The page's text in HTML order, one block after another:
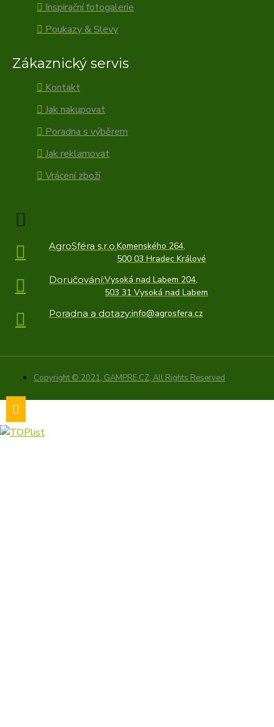
Inspirační fotogalerie
Poukazy & Slevy
Zákaznický servis
Kontakt
Jak nakupovat
Poradna s výběrem
Jak reklamovat
Vrácení zboží
AgroSféra s.r.o.Komenského 264,
500 03 Hradec Králové
Doručování:Vysoká nad Labem 204,
503 31 Vysoká nad Labem
Poradna a dotazy:info@agrosfera.cz
Copyright © 2021, GAMPRE.CZ, All Rights Reserved